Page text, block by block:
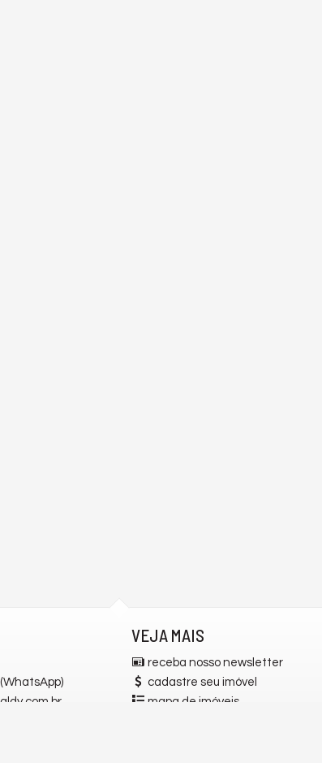
VEJA MAIS
receba nosso newsletter
cadastre seu imóvel
mapa de imóveis